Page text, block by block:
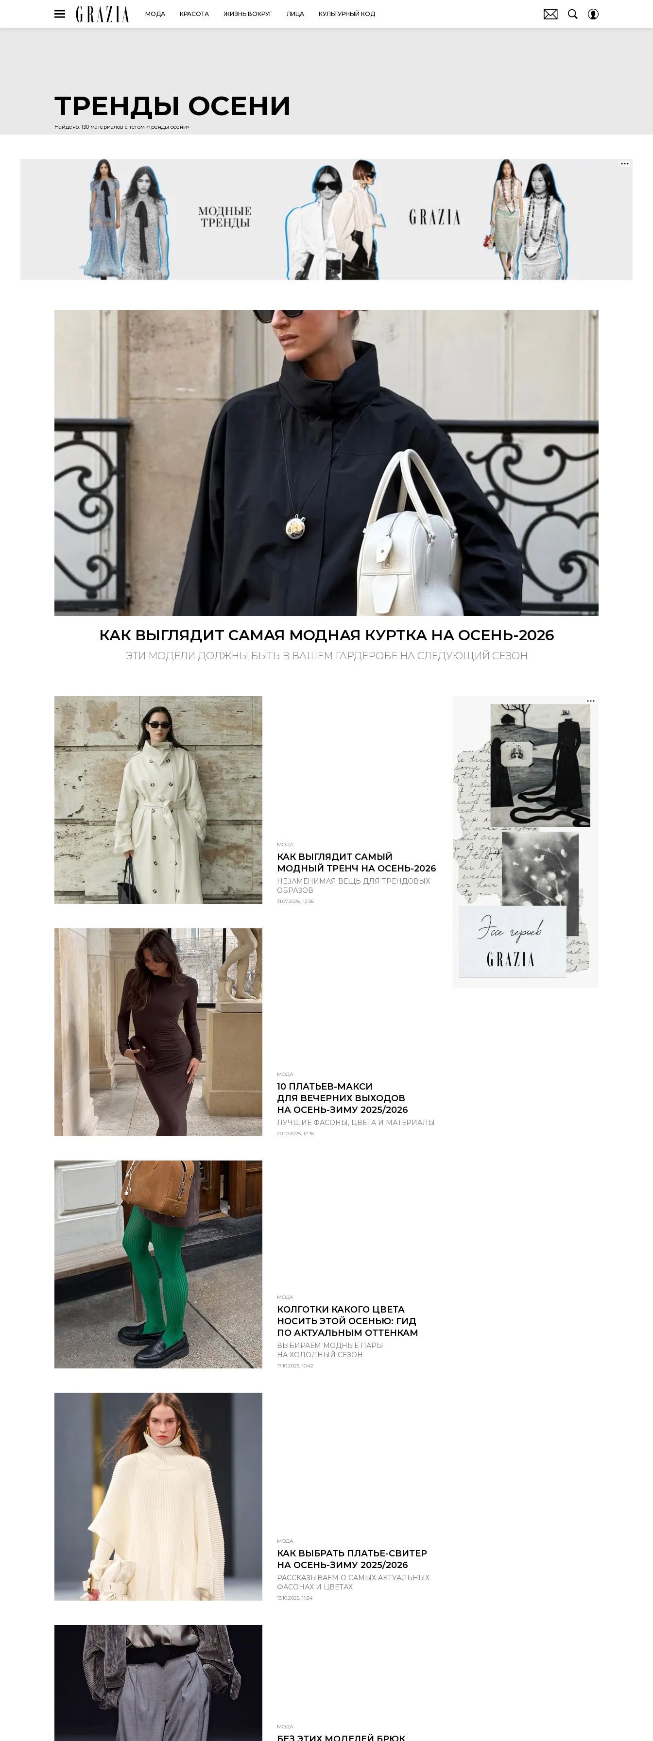
МОДА КРАСОТА ЖИЗНЬ ВОКРУГ ЛИЦА КУЛЬТУРНЫЙ КОД
ТРЕНДЫ ОСЕНИ
Найдено: 130 материалов с тегом «тренды осени»
КАК ВЫГЛЯДИТ САМАЯ МОДНАЯ КУРТКА НА ОСЕНЬ-2026
ЭТИ МОДЕЛИ ДОЛЖНЫ БЫТЬ В ВАШЕМ ГАРДЕРОБЕ НА СЛЕДУЮЩИЙ СЕЗОН
МОДА
КАК ВЫГЛЯДИТ САМЫЙ
МОДНЫЙ ТРЕНЧ НА ОСЕНЬ-2026
НЕЗАМЕНИМАЯ ВЕЩЬ ДЛЯ ТРЕНДОВЫХ
ОБРАЗОВ
31.07.2026, 12:36
МОДА
10 ПЛАТЬЕВ-МАКСИ
ДЛЯ ВЕЧЕРНИХ ВЫХОДОВ
НА ОСЕНЬ-ЗИМУ 2025/2026
ЛУЧШИЕ ФАСОНЫ, ЦВЕТА И МАТЕРИАЛЫ
20.10.2025, 12:35
МОДА
КОЛГОТКИ КАКОГО ЦВЕТА
НОСИТЬ ЭТОЙ ОСЕНЬЮ: ГИД
ПО АКТУАЛЬНЫМ ОТТЕНКАМ
ВЫБИРАЕМ МОДНЫЕ ПАРЫ
НА ХОЛОДНЫЙ СЕЗОН
17.10.2025, 10:42
МОДА
КАК ВЫБРАТЬ ПЛАТЬЕ-СВИТЕР
НА ОСЕНЬ-ЗИМУ 2025/2026
РАССКАЗЫВАЕМ О САМЫХ АКТУАЛЬНЫХ
ФАСОНАХ И ЦВЕТАХ
13.10.2025, 11:24
МОДА